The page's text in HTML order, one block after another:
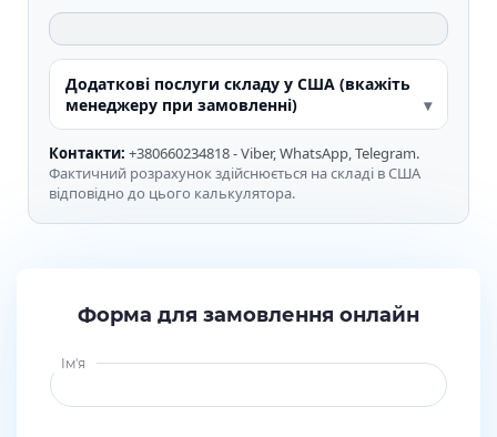
Додаткові послуги складу у США (вкажіть
менеджеру при замовленні)
Контакти: +380660234818 - Viber, WhatsApp, Telegram.
Фактичний розрахунок здійснюється на складі в США
відповідно до цього калькулятора.
Форма для замовлення онлайн
Ім'я